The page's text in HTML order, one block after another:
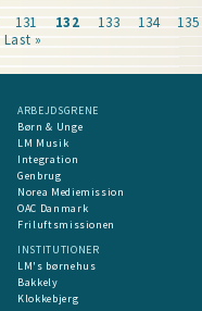
Page
131
Current
132 Page
133 Page
134
135
Last
Last »
ARBEJDSGRENE
Børn & Unge
LM Musik
Integration
Genbrug
Norea Mediemission
OAC Danmark
Friluftsmissionen
INSTITUTIONER
LM's børnehus
Bakkely
Klokkebjerg